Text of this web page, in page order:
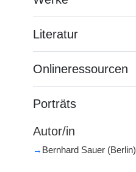
Literatur
Onlineressourcen
Porträts
Autor/in
→ Bernhard Sauer (Berlin)